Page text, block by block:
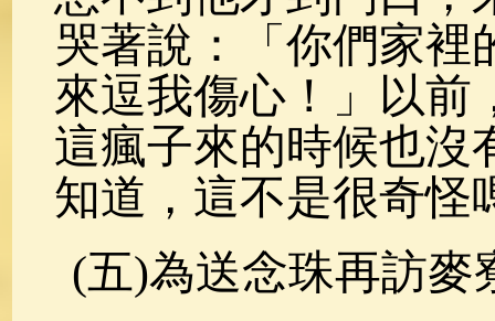
哭著說：「你們家裡
來逗我傷心！」以前
這瘋子來的時候也沒
知道，這不是很奇怪
(五)為送念珠再訪麥